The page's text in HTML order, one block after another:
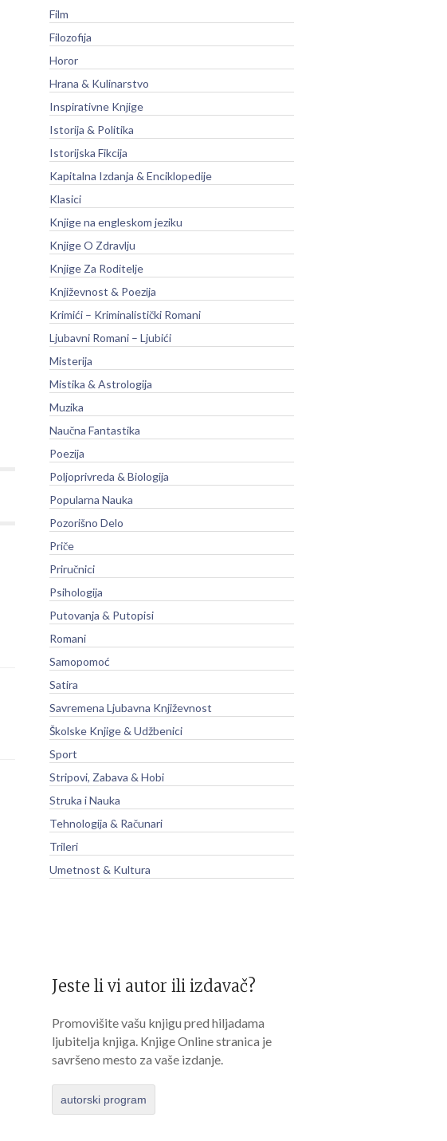
Film
Filozofija
Horor
Hrana & Kulinarstvo
Inspirativne Knjige
Istorija & Politika
Istorijska Fikcija
Kapitalna Izdanja & Enciklopedije
Klasici
Knjige na engleskom jeziku
Knjige O Zdravlju
Knjige Za Roditelje
Književnost & Poezija
Krimići – Kriminalistički Romani
Ljubavni Romani – Ljubići
Misterija
Mistika & Astrologija
Muzika
Naučna Fantastika
Poezija
Poljoprivreda & Biologija
Popularna Nauka
Pozorišno Delo
Priče
Priručnici
Psihologija
Putovanja & Putopisi
Romani
Samopomoć
Satira
Savremena Ljubavna Književnost
Školske Knjige & Udžbenici
Sport
Stripovi, Zabava & Hobi
Struka i Nauka
Tehnologija & Računari
Trileri
Umetnost & Kultura
Jeste li vi autor ili izdavač?
Promovišite vašu knjigu pred hiljadama
ljubitelja knjiga. Knjige Online stranica je
savršeno mesto za vaše izdanje.
autorski program